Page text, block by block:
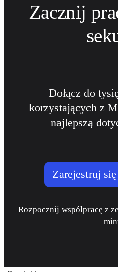
Zacznij
Dołącz do
korzystających z
najlepszą
Zarejestruj
Rozpocznij współpracę z